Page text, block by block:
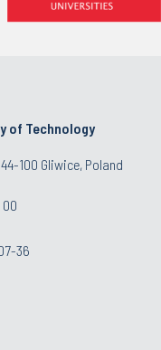
of Technology
100 Gliwice, Poland
00
36